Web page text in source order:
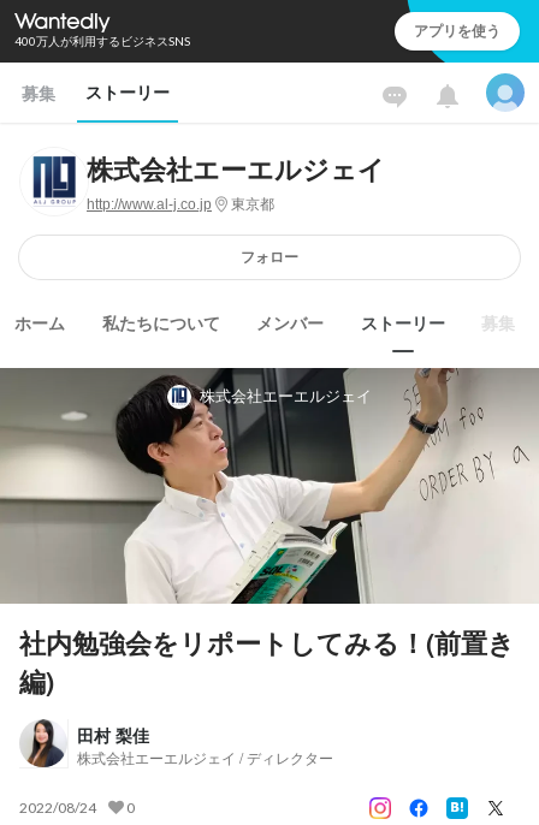
400万人が利用するビジネスSNS アプリを使う
募集 ストーリー
株式会社エーエルジェイ
http://www.al-j.co.jp 東京都
フォロー
ホーム 私たちについて メンバー ストーリー 募集
株式会社エーエルジェイ
社内勉強会をリポートしてみる！(前置き
編)
田村 梨佳
株式会社エーエルジェイ / ディレクター
2022/08/24 0